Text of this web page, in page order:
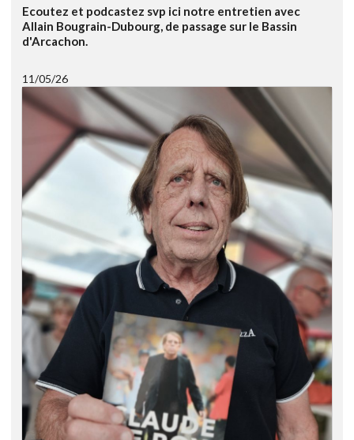
Ecoutez et podcastez svp ici notre entretien avec
Allain Bougrain-Dubourg, de passage sur le Bassin
d'Arcachon.
11/05/26